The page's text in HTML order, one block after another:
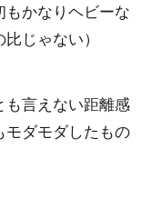
もかなりヘビーな
じゃない）
も言えない距離感
モダモダしたもの